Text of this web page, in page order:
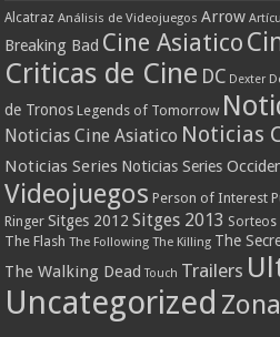
Alcatraz Análisis de Videojuegos Arrow
Breaking Bad Cine Asiatico
Criticas de Cine DC Dexter
de Tronos Legends of Tomorrow
Noticias Cine Asiatico Noticias
Noticias Series Noticias Series
Videojuegos Person of Interest
Ringer Sitges 2012 Sitges 2013 Sorteos
The Flash The Following The Killing The
The Walking Dead Touch Trailers
Uncategorized